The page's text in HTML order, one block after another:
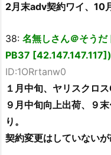
2月末adv契約ワイ、10
38: 名無しさん＠そう
PB37 [42.147.147.117])
ID:1ORrtanw0
１月中旬、ヤリスクロ
９月中旬向上出荷、９
り。
契約変更はしていないが